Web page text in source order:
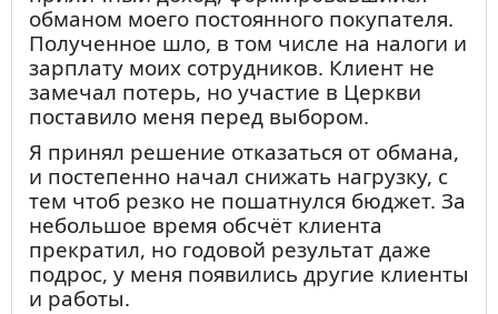
будет уже совсем невесело.
Поэтому любую несправедливость нужно
исправить и возместить, таков духовный
закон. Даже если человек наворовал
миллионы и ему придется возмещать их
всю оставшуюся жизнь. Потому что, если
не возместит, долг перейдет к его
наследникам и потомкам, придется
выплачивать им. Порядок возмещения
такой: прежде всего, возмещать ущерб
пострадавшим, либо их представителям/
наследникам; если нет никакой
обманом моего постоянного покупателя.
Полученное шло, в том числе на налоги и
зарплату моих сотрудников. Клиент не
замечал потерь, но участие в Церкви
поставило меня перед выбором.
Я принял решение отказаться от обмана,
и постепенно начал снижать нагрузку, с
тем чтоб резко не пошатнулся бюджет. За
небольшое время обсчёт клиента
прекратил, но годовой результат даже
подрос, у меня появились другие клиенты
и работы.